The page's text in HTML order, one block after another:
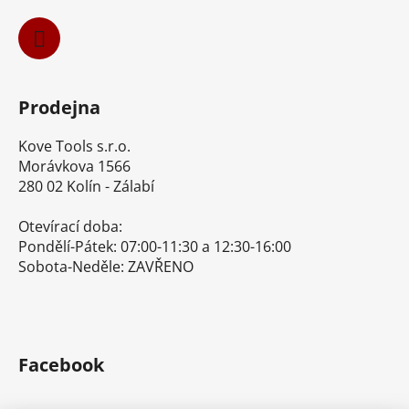
Prodejna
Kove Tools s.r.o.
Morávkova 1566
280 02 Kolín - Zálabí
Otevírací doba:
Pondělí-Pátek: 07:00-11:30 a 12:30-16:00
Sobota-Neděle: ZAVŘENO
Facebook